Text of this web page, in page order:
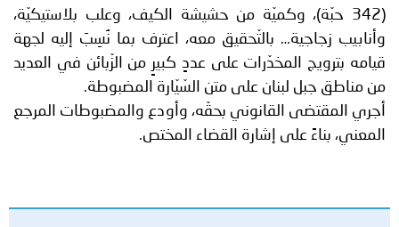
(342 حبّة)، وكميّة من حشيشة الكيف، وعلب بلاستيكيّة،
وأنابيب زجاجية… بالتّحقيق معه، اعترف بما نُسِبَ إليه لجهة
قيامه بترويج المخدّرات على عددٍ كبيرٍ من الزّبائن في العديد
من مناطق جبل لبنان على متن السّيّارة المضبوطة.
أجري المقتضى القانوني بحقّه، وأودع والمضبوطات المرجع
المعني، بناءً على إشارة القضاء المختص.